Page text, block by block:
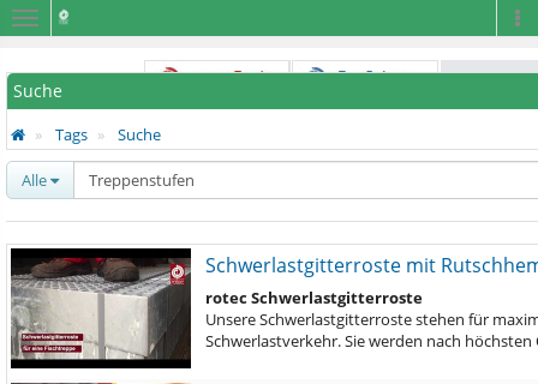
Navigation
Suche
Tags Suche
Alle
Schwerlastgitterroste mit
rotec Schwerlastgitterroste
Unsere Schwerlastgitterroste stehen für
Schwerlastverkehr. Sie werden nach